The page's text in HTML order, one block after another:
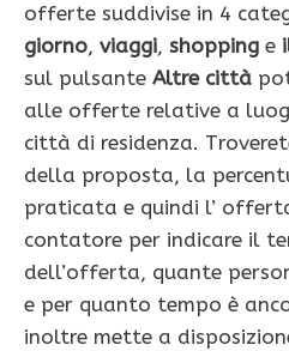
offerte suddivise in 4
giorno, viaggi, shopping e
sul pulsante Altre città
alle offerte relative a
città di residenza.
della proposta, la
praticata e quindi l’
contatore per indicare il
dell’offerta, quante
e per quanto tempo è
inoltre mette a